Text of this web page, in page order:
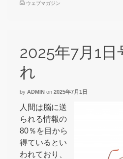
ウェブマガジン
2025年7月1
れ
by ADMIN on 2025年7月1日
人間は脳に送
られる情報の
80％を目から
得ているとい
われており、